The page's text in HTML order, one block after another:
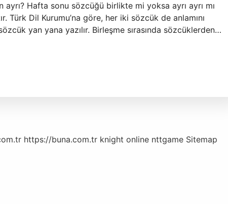
ayrı? Hafta sonu sözcüğü birlikte mi yoksa ayrı ayrı mı
Türk Dil Kurumu’na göre, her iki sözcük de anlamını
yan yana yazılır. Birleşme sırasında sözcüklerden…
https://buna.com.tr knight online nttgame Sitemap